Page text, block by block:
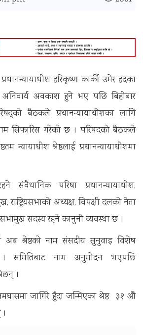
हरिकृष्ण कार्की उमेर हदका
अवकाश हुने भए पछि बिहीबार
बैठकले प्रधानन्यायाधीशका लागि
नाम सिफारिस गरेको छ । परिषदको बैठकले
न्यायाधीश श्रेष्ठलाई प्रधानन्यायाधीशमा
संवैधानिक परिषद्मा प्रधानन्यायाधीश,
राष्ट्रियसभाको अध्यक्ष, विपक्षी दलको नेता
सदस्य रहने कानुनी व्यवस्था छ ।
अब श्रेष्ठको नाम संसदीय सुनुवाइ विशेष
समितिबाट नाम अनुमोदन भएपछि
।
जागिरे हुँदा जन्मिएका श्रेष्ठ ३१ औं